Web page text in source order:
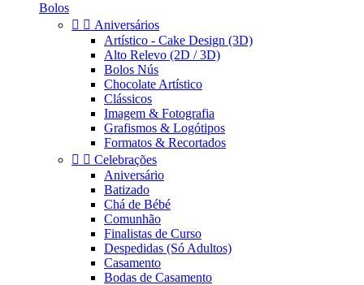
Bolos
  Aniversários
Artístico - Cake Design (3D)
Alto Relevo (2D / 3D)
Bolos Nús
Chocolate Artístico
Clássicos
Imagem & Fotografia
Grafismos & Logótipos
Formatos & Recortados
  Celebrações
Aniversário
Batizado
Chá de Bébé
Comunhão
Finalistas de Curso
Despedidas (Só Adultos)
Casamento
Bodas de Casamento